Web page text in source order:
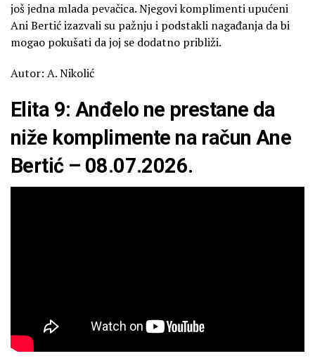
još jedna mlada pevačica. Njegovi komplimenti upućeni
Ani Bertić izazvali su pažnju i podstakli nagađanja da bi
mogao pokušati da joj se dodatno približi.
Autor: A. Nikolić
Elita 9: Anđelo ne prestane da
niže komplimente na račun Ane
Bertić – 08.07.2026.